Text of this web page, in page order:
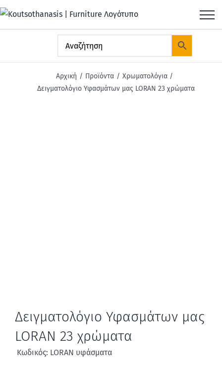
Μετάβαση
στο
Αρχική Προϊόντα
Χρωματολόγια
Δειγματολόγιο Υφασμάτων μας LORAN 23 χρώματα
Δειγματολόγιο Υφασμάτων μας
LORAN 23 χρώματα
Κωδικός: LORAN υφάσματα